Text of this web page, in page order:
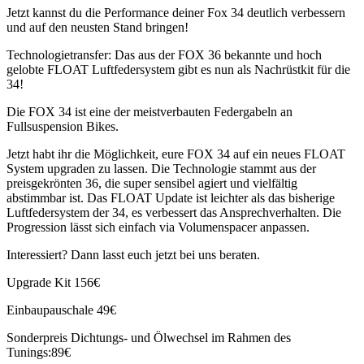
Jetzt kannst du die Performance deiner Fox 34 deutlich verbessern
und auf den neusten Stand bringen!
Technologietransfer: Das aus der FOX 36 bekannte und hoch
gelobte FLOAT Luftfedersystem gibt es nun als Nachrüstkit für die
34!
Die FOX 34 ist eine der meistverbauten Federgabeln an
Fullsuspension Bikes.
Jetzt habt ihr die Möglichkeit, eure FOX 34 auf ein neues FLOAT
System upgraden zu lassen. Die Technologie stammt aus der
preisgekrönten 36, die super sensibel agiert und vielfältig
abstimmbar ist. Das FLOAT Update ist leichter als das bisherige
Luftfedersystem der 34, es verbessert das Ansprechverhalten. Die
Progression lässt sich einfach via Volumenspacer anpassen.
Interessiert? Dann lasst euch jetzt bei uns beraten.
Upgrade Kit 156€
Einbaupauschale 49€
Sonderpreis Dichtungs- und Ölwechsel im Rahmen des
Tunings:89€